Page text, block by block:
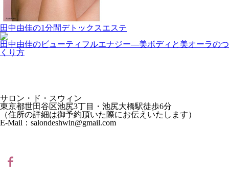
田中由佳の1分間デトックスエステ
田中由佳のビューティフルエナジー―美ボディと美オーラのつ
くり方
サロン・ド・スウィン
東京都世田谷区池尻3丁目・池尻大橋駅徒歩6分
（住所の詳細は御予約頂いた際にお伝えいたします）
E-Mail：salondeshwin@gmail.com